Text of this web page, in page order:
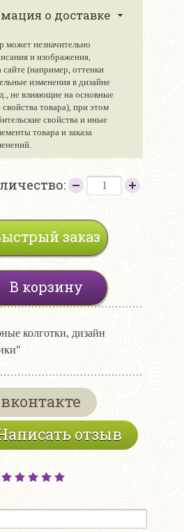
о доставке
может незначительно
и изображения,
(например, оттенки
изменения в дизайне
не влияющие на основные
свойства товара), при этом
свойства и иные
товара и заказа
заказ
В корзину
колготки, дизайн
отзыв